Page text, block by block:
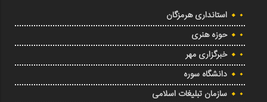
استانداری هرمزگان
حوزه هنری
خبرگزاری مهر
دانشگاه سوره
سازمان تبلیغات اسلامی